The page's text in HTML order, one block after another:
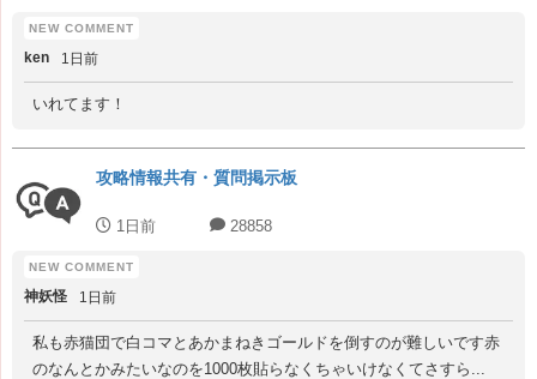
ken 1日前
いれてます！
攻略情報共有・質問掲示板
1日前 28858
神妖怪 1日前
私も赤猫団で白コマとあかまねきゴールドを倒すのが難しいです赤
のなんとかみたいなのを1000枚貼らなくちゃいけなくてさすら...